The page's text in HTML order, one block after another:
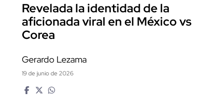
Revelada la identidad de la
aficionada viral en el México vs
Corea
Gerardo Lezama
19 de junio de 2026